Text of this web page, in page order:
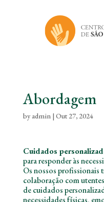
Abordagem
byadmin| Out 27, 2024
Cuidados
para responder às
Os nossos profissionais
colaboração com
de cuidados
necessidades físicas,